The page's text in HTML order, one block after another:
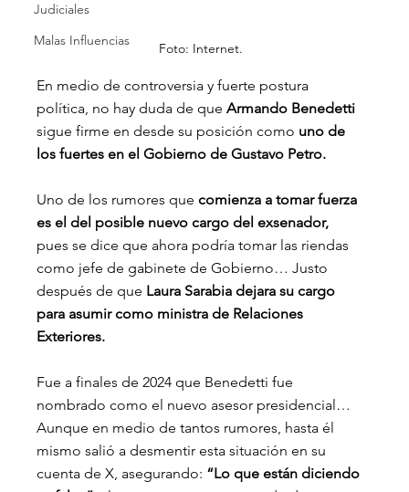
Judiciales
Malas Influencias
Foto: Internet.
En medio de controversia y fuerte postura
política, no hay duda de que Armando Benedetti
sigue firme en desde su posición como uno de
los fuertes en el Gobierno de Gustavo Petro.
Uno de los rumores que comienza a tomar fuerza
es el del posible nuevo cargo del exsenador,
pues se dice que ahora podría tomar las riendas
como jefe de gabinete de Gobierno… Justo
después de que Laura Sarabia dejara su cargo
para asumir como ministra de Relaciones
Exteriores.
Fue a finales de 2024 que Benedetti fue
nombrado como el nuevo asesor presidencial…
Aunque en medio de tantos rumores, hasta él
mismo salió a desmentir esta situación en su
cuenta de X, asegurando: “Lo que están diciendo